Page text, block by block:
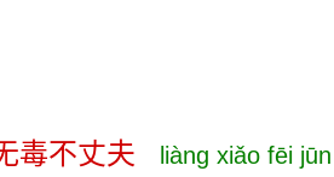
毒不丈夫 liàng xiǎo fēi